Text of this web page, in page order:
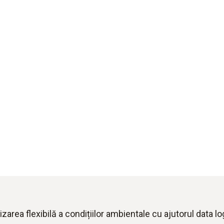
flexibilă a condițiilor ambientale cu ajutorul data